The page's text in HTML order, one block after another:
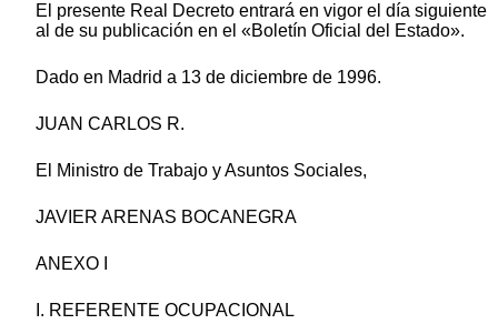
El presente Real Decreto entrará en vigor el día siguiente
al de su publicación en el «Boletín Oficial del Estado».
Dado en Madrid a 13 de diciembre de 1996.
JUAN CARLOS R.
El Ministro de Trabajo y Asuntos Sociales,
JAVIER ARENAS BOCANEGRA
ANEXO I
I. REFERENTE OCUPACIONAL